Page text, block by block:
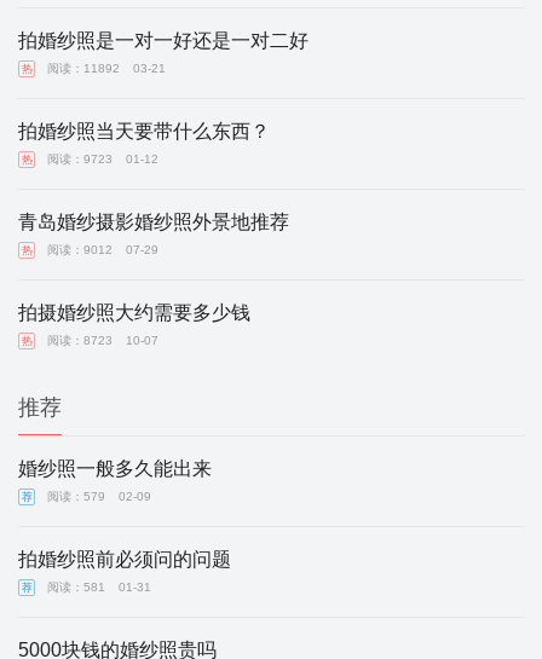
拍婚纱照是一对一好还是一对二好
热 阅读：11892 03-21
拍婚纱照当天要带什么东西？
热 阅读：9723 01-12
青岛婚纱摄影婚纱照外景地推荐
热 阅读：9012 07-29
拍摄婚纱照大约需要多少钱
热 阅读：8723 10-07
推荐
婚纱照一般多久能出来
荐 阅读：579 02-09
拍婚纱照前必须问的问题
荐 阅读：581 01-31
5000块钱的婚纱照贵吗